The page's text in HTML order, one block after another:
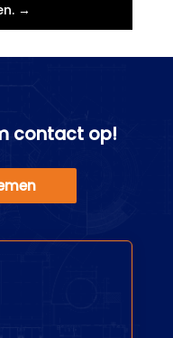
→
contact op!